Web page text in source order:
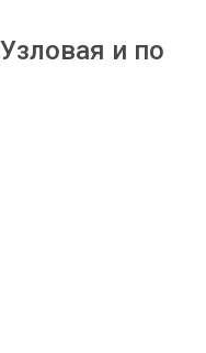
и по